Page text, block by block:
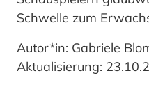
Schwelle zum
Autor*in: Gabriele
Aktualisierung: